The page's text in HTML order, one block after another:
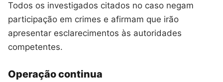
Todos os investigados citados no caso negam
participação em crimes e afirmam que irão
apresentar esclarecimentos às autoridades
competentes.
Operação continua